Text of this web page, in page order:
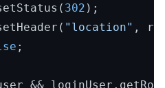
302 );
"location" ,
;
&&